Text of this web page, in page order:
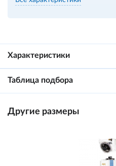
Характеристики
Таблица подбора
Другие размеры